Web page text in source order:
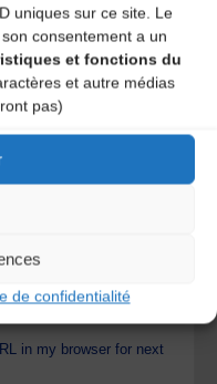
uniques sur ce site. Le
consentement a un
et fonctions du
et autre médias
pas)
de confidentialité
in my browser for next